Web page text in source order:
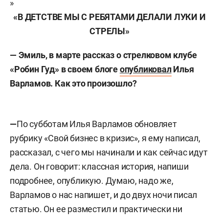
»
«В ДЕТСТВЕ МЫ С РЕБЯТАМИ ДЕЛАЛИ ЛУКИ И
СТРЕЛЫ»
— Эмиль, в марте рассказ о стрелковом клубе
«Робин Гуд» в своем блогеопубликовалИлья
Варламов. Как это произошло?
—По субботам Илья Варламов обновляет
рубрику «Свой бизнес в кризис», я ему написал,
рассказал, с чего мы начинали и как сейчас идут
дела. Он говорит: классная история, напиши
подробнее, опубликую. Думаю, надо же,
Варламов о нас напишет, и до двух ночи писал
статью. Он ее разместил и практически ни